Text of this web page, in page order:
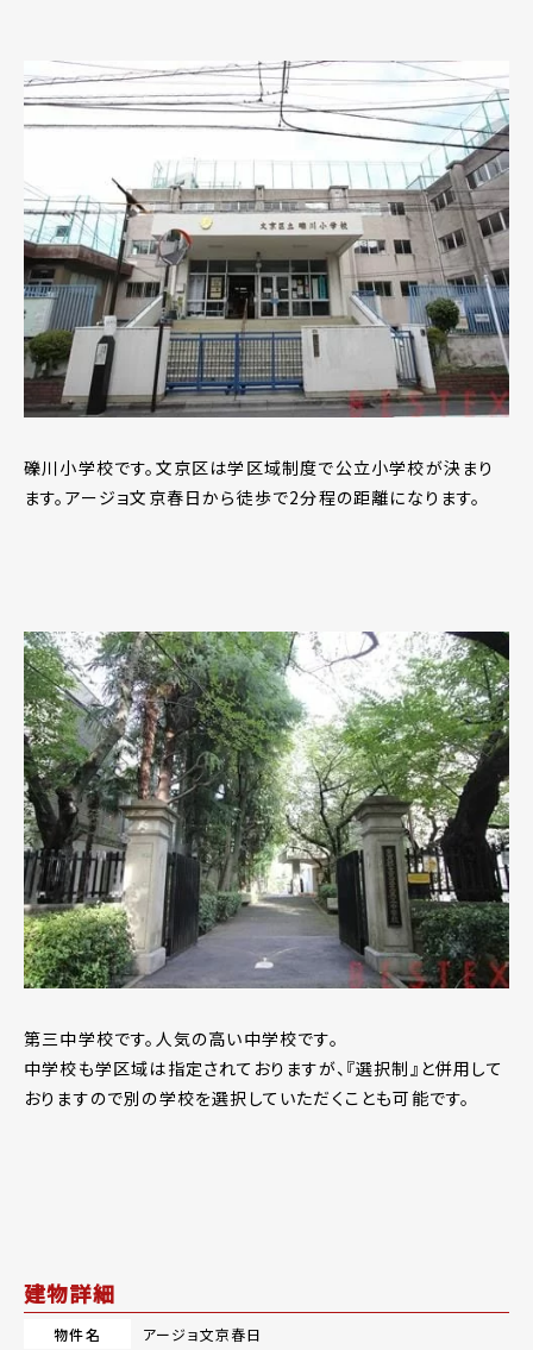
礫川小学校です。文京区は学区域制度で公立小学校が決まり
ます。アージョ文京春日から徒歩で2分程の距離になります。
第三中学校です。人気の高い中学校です。
中学校も学区域は指定されておりますが、『選択制』と併用して
おりますので別の学校を選択していただくことも可能です。
建物詳細
物件名
アージョ文京春日